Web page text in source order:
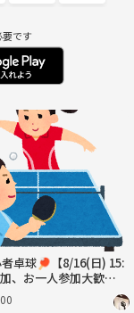
8/19
火
8/25
8/31 9/1
日
9/6
月
9/7
です
卓球🏓【8/16(日) 15:
、お一人参加大歓迎